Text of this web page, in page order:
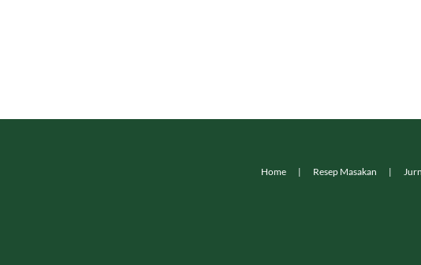
Home Resep Masakan